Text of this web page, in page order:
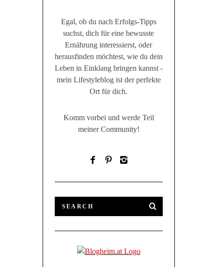
Egal, ob du nach Erfolgs-Tipps
suchst, dich für eine bewusste
Ernährung interessierst, oder
herausfinden möchtest, wie du dein
Leben in Einklang bringen kannst -
mein Lifestyleblog ist der perfekte
Ort für dich.
Komm vorbei und werde Teil
meiner Community!